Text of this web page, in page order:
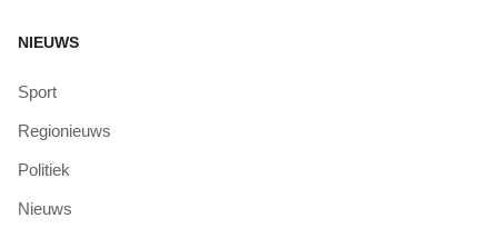
NIEUWS
Sport
Regionieuws
Politiek
Nieuws